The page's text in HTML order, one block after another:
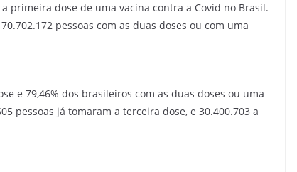
primeira dose de uma vacina contra a Covid no Brasil.
pessoas com as duas doses ou com uma
e 79,46% dos brasileiros com as duas doses ou uma
pessoas já tomaram a terceira dose, e 30.400.703 a